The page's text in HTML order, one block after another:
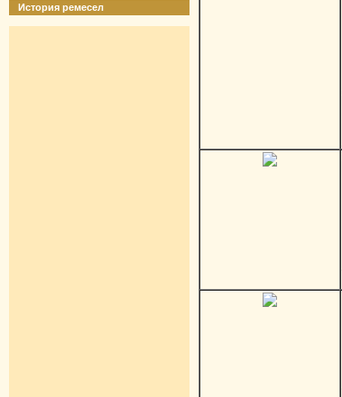
История ремесел